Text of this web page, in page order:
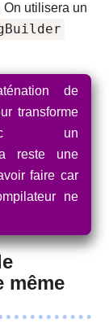
On utilisera un
de
transforme
un
reste une
faire car
ne
même